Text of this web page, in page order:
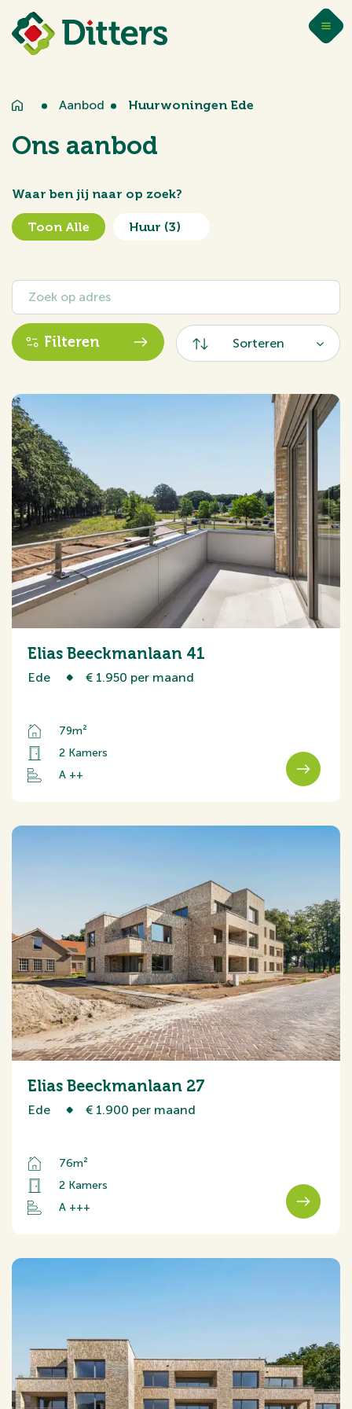
Aanbod Huurwoningen Ede
Ons aanbod
Waar ben jij naar op zoek?
Toon Alle Huur (3)
Sorteren
Filteren
Elias Beeckmanlaan 41
Ede € 1.950 per maand
79m²
2 Kamers
A ++
Elias Beeckmanlaan 27
Ede € 1.900 per maand
76m²
2 Kamers
A +++